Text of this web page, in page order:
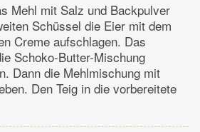
Mehl mit Salz und Backpulver
Schüssel die Eier mit dem
Creme aufschlagen. Das
Schoko-Butter-Mischung
Dann die Mehlmischung mit
Den Teig in die vorbereitete